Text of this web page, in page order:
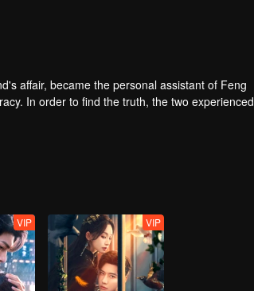
affair, became the personal assistant of Feng
In order to find the truth, the two experienced
true love.
VIP VIP